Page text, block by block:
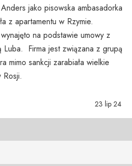
jako pisowska ambasadorka
z apartamentu w Rzymie.
na podstawie umowy z
Luba. Firma jest związana z grupą
mimo sankcji zarabiała wielkie
23 lip 24